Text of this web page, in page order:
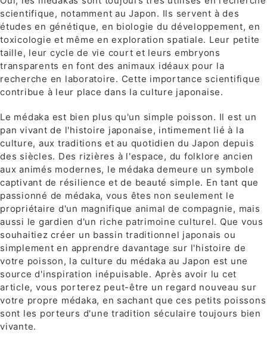
scientifique, notamment au Japon. Ils servent à des
études en génétique, en biologie du développement, en
toxicologie et même en exploration spatiale. Leur petite
taille, leur cycle de vie court et leurs embryons
transparents en font des animaux idéaux pour la
recherche en laboratoire. Cette importance scientifique
contribue à leur place dans la culture japonaise.
Le médaka est bien plus qu'un simple poisson. Il est un
pan vivant de l'histoire japonaise, intimement lié à la
culture, aux traditions et au quotidien du Japon depuis
des siècles. Des rizières à l'espace, du folklore ancien
aux animés modernes, le médaka demeure un symbole
captivant de résilience et de beauté simple. En tant que
passionné de médaka, vous êtes non seulement le
propriétaire d'un magnifique animal de compagnie, mais
aussi le gardien d'un riche patrimoine culturel. Que vous
souhaitiez créer un bassin traditionnel japonais ou
simplement en apprendre davantage sur l'histoire de
votre poisson, la culture du médaka au Japon est une
source d'inspiration inépuisable. Après avoir lu cet
article, vous porterez peut-être un regard nouveau sur
votre propre médaka, en sachant que ces petits poissons
sont les porteurs d'une tradition séculaire toujours bien
vivante.